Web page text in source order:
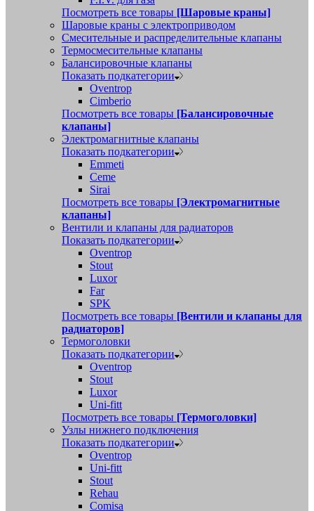
Посмотреть все товары [Шаровые краны]
Шаровые краны с электроприводом
Смесительные и распределительные клапаны
Термосмесительные клапаны
Балансировочные клапаны
Показать подкатегории
Oventrop
Cimberio
Посмотреть все товары [Балансировочные
клапаны]
Электромагнитные клапаны
Показать подкатегории
Emmeti
Ceme
Sirai
Посмотреть все товары [Электромагнитные
клапаны]
Вентили и клапаны для радиаторов
Показать подкатегории
Oventrop
Stout
Luxor
Far
SPK
Посмотреть все товары [Вентили и клапаны для
радиаторов]
Термоголовки
Показать подкатегории
Oventrop
Stout
Luxor
Uni-fitt
Посмотреть все товары [Термоголовки]
Узлы нижнего подключения
Показать подкатегории
Oventrop
Uni-fitt
Stout
Rehau
Comisa